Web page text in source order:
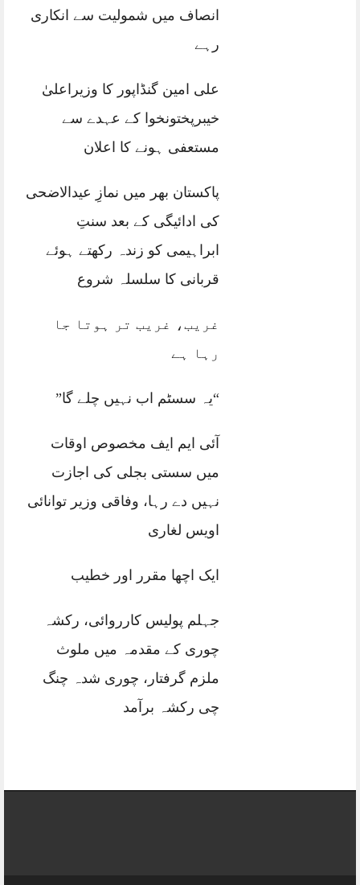
انصاف میں شمولیت سے انکاری
رہے
علی امین گنڈاپور کا وزیراعلیٰ
خیبرپختونخوا کے عہدے سے
مستعفی ہونے کا اعلان
پاکستان بھر میں نمازِ عیدالاضحی
کی ادائیگی کے بعد سنتِ
ابراہیمی کو زندہ رکھتے ہوئے
قربانی کا سلسلہ شروع
غریب، غریب تر ہوتا جا
رہا ہے
“یہ سسٹم اب نہیں چلے گا”
آئی ایم ایف مخصوص اوقات
میں سستی بجلی کی اجازت
نہیں دے رہا، وفاقی وزیر توانائی
اویس لغاری
ایک اچھا مقرر اور خطیب
جہلم پولیس کارروائی، رکشہ
چوری کے مقدمہ میں ملوث
ملزم گرفتار، چوری شدہ چنگ
چی رکشہ برآمد